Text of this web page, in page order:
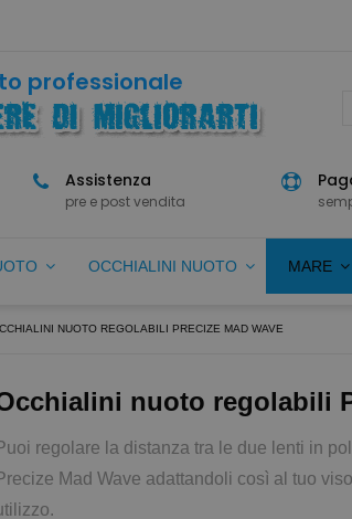
professionale
Assistenza
pre e post vendita
OCCHIALINI NUOTO MARE
NUOTO REGOLABILI PRECIZE MAD WAVE
nuoto regolabili
regolare la distanza tra le due lenti in
Mad Wave adattandoli così al tuo